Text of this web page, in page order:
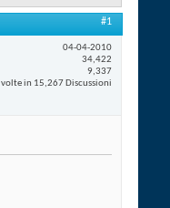
#1
04-04-2010
34,422
9,337
in 15,267 Discussioni